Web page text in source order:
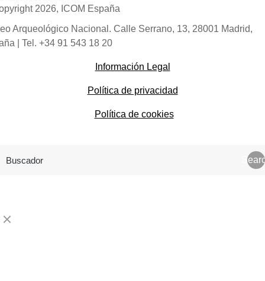
2026, ICOM España
Arqueológico Nacional. Calle Serrano, 13, 28001 Madrid,
| Tel. +34 91 543 18 20
Información Legal
Política de privacidad
Política de cookies